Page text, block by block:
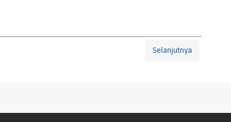
Selanjutnya